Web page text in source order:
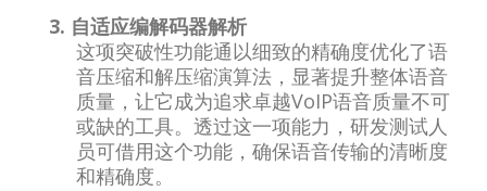
3. 自适应编解码器解析
这项突破性功能通以细致的精确度优化了语
音压缩和解压缩演算法，显著提升整体语音
质量，让它成为追求卓越VoIP语音质量不可
或缺的工具。透过这一项能力，研发测试人
员可借用这个功能，确保语音传输的清晰度
和精确度。